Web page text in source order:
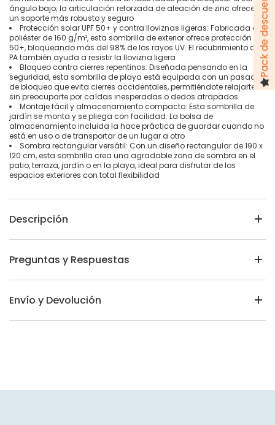
ángulo bajo; la articulación reforzada de aleación de zinc ofrece
un soporte más robusto y seguro
Protección solar UPF 50+ y contra lloviznas ligeras: Fabricada en
poliéster de 160 g/m², esta sombrilla de exterior ofrece protección UPF
50+, bloqueando más del 98% de los rayos UV. El recubrimiento de
PA también ayuda a resistir la llovizna ligera
Bloqueo contra cierres repentinos: Diseñada pensando en la
seguridad, esta sombrilla de playa está equipada con un pasador
de bloqueo que evita cierres accidentales, permitiéndote relajarte
sin preocuparte por caídas inesperadas o dedos atrapados
Montaje fácil y almacenamiento compacto: Esta sombrilla de
jardín se monta y se pliega con facilidad. La bolsa de
almacenamiento incluida la hace práctica de guardar cuando no
está en uso o de transportar de un lugar a otro
Sombra rectangular versátil: Con un diseño rectangular de 190 x
120 cm, esta sombrilla crea una agradable zona de sombra en el
patio, terraza, jardín o en la playa, ideal para disfrutar de los
espacios exteriores con total flexibilidad
Descripción
Preguntas y Respuestas
Envío y Devolución